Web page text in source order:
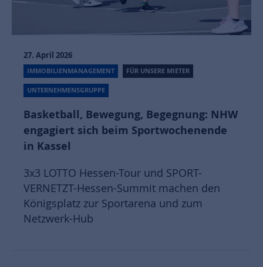
27. April 2026
IMMOBILIENMANAGEMENT FÜR UNSERE MIETER
UNTERNEHMENSGRUPPE
Basketball, Bewegung, Begegnung: NHW
engagiert sich beim Sportwochenende
in Kassel
3x3 LOTTO Hessen-Tour und SPORT-
VERNETZT-Hessen-Summit machen den
Königsplatz zur Sportarena und zum
Netzwerk-Hub